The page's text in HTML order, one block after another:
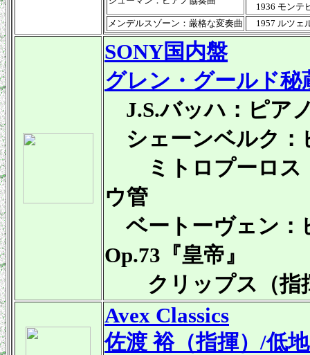
1936 モンテ
メンデルスゾーン：厳格な変奏曲
1957 ルツェ
SONY国内盤
グレン・グールド秘
J.S.バッハ：ピア
シェーンベルク：
ミトロプーロス
ウ管
ベートーヴェン：
Op.73『皇帝』
クリップス（指
Avex Classics
佐渡 裕（指揮）/低